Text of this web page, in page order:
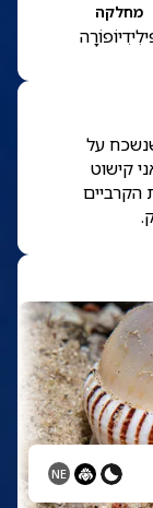
מחלקה
על
קישוט
הקרביים
NE